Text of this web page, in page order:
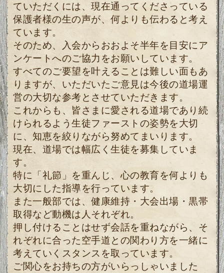
ていただくには、現在通ってくださっている
保護者様の生の声が、何よりも伝わると考え
ています。
そのため、入会からおおよそ半年を目安にア
ンケートへのご協力をお願いしています。
すべてのご要望を叶えることは難しい面もあ
りますが、いただいたご意見は今後の道場運
営の大切な参考とさせていただきます。
これからも、皆さまに愛される道場であり続
けられるよう生徒ファーストの姿勢を大切
に、知恵を絞りながら努めてまいります。
現在、道場では幅広く生徒を募集していま
す。
特に「礼節」を重んじ、心の教育を何よりも
大切にした指導を行っています。
また一般部では、健康維持・大会出場・黒帯
取得など動機は人それぞれ。
押し付けることはせず会話を重ねながら、そ
れぞれに合った空手道との関わり方を一緒に
考えていくスタンスを取っています。
ご関心をお持ちの方がいらっしゃいました